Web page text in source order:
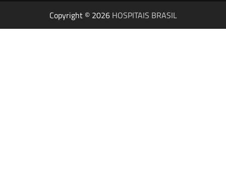
Copyright © 2026 HOSPITAIS BRASIL